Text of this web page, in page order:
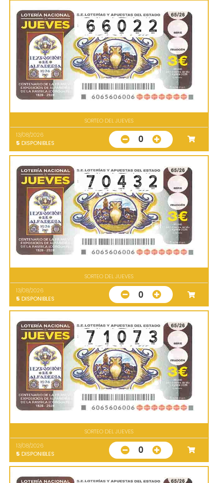
SORTEO DEL JUEVES
13/08/2026
5 DISPONIBLES 0
SORTEO DEL JUEVES
13/08/2026
5 DISPONIBLES 0
SORTEO DEL JUEVES
13/08/2026
5 DISPONIBLES 0